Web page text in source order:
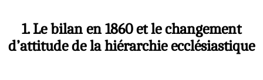
1. Le bilan en 1860 et le changement
d’attitude de la hiérarchie ecclésiastique